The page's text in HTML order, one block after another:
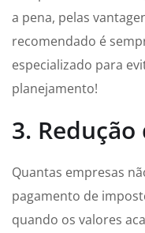
a pena, pelas
recomendado é
especializado para
planejamento!
3.
Quantas empresas
pagamento de
quando os valores